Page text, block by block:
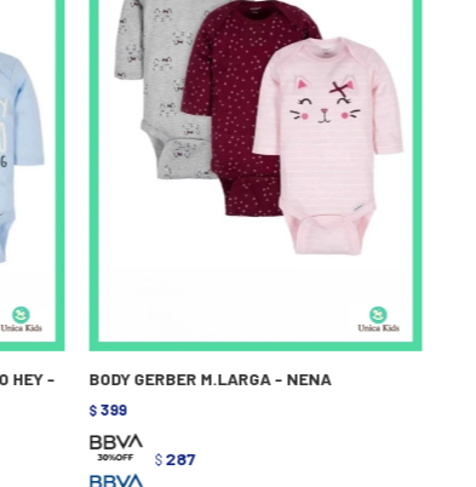
HEY -
BODY GERBER M.LARGA - NENA
$ 399
$ 287